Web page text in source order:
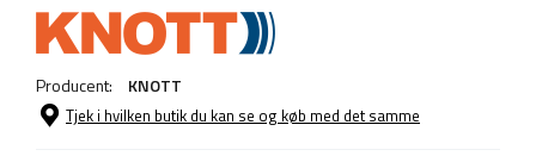
Producent: KNOTT
Tjek i hvilken butik du kan se og køb med det samme